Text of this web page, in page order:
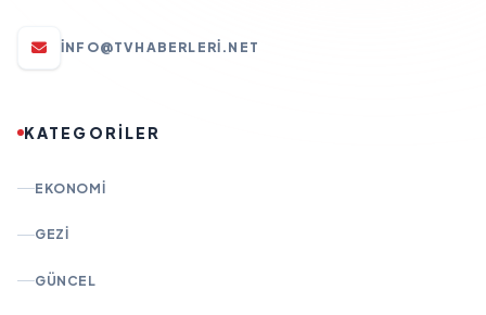
INFO@TVHABERLERI.NET
KATEGORİLER
EKONOMI
GEZI
GÜNCEL